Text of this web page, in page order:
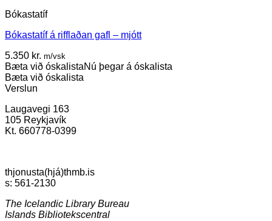
Bókastatíf
Bókastatíf á rifflaðan gafl – mjótt
5.350 kr. m/vsk
Bæta við óskalistaNú þegar á óskalista
Bæta við óskalista
Verslun
Laugavegi 163
105 Reykjavík
Kt. 660778-0399
thjonusta(hjá)thmb.is
s: 561-2130
The Icelandic Library Bureau
Islands Bibliotekscentral